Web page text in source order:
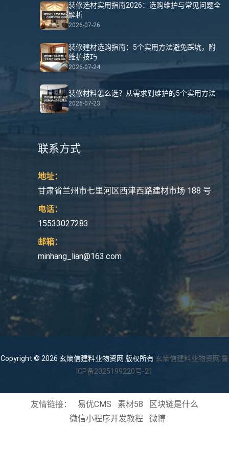
装修选材实用指南2026：选购维护与常见问题全
解析
2026-07-26
装修建材选购指南：5个实用方法避免踩坑，附
维护技巧
2026-07-24
装修材料怎么选？从需求到维护的5个实用方法
2026-07-23
联系方式
地址：
甘肃省兰州市七里河区西津西路建材市场 188 号
电话：
15533027283
邮箱：
minhang_lian@163.com
Copyright © 2026 玄熵信建料业物资网 版权所有 玄熵信建料业物资网 鲁
ICP备2025199220号-21
友情链接： 易优CMS 素材58
区块链是什么
微信小程序开发教程
微博